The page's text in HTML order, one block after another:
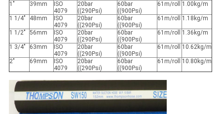
1" 39mm
ISO
4079
20bar
((290Psi)
60bar
((900Psi)
61m/roll 1.00kg/m
1 1/4" 48mm
ISO
4079
20bar
((290Psi)
60bar
((900Psi)
61m/roll 1.18kg/m
1 1/2" 56mm
ISO
4079
20bar
((290Psi)
60bar
((900Psi)
61m/roll 1.36kg/m
1 3/4" 63mm
ISO
4079
20bar
((290Psi)
60bar
((900Psi)
61m/roll 10.62kg/m
2" 69mm
ISO
4079
20bar
((290Psi)
60bar
((900Psi)
61m/roll 10.80kg/m